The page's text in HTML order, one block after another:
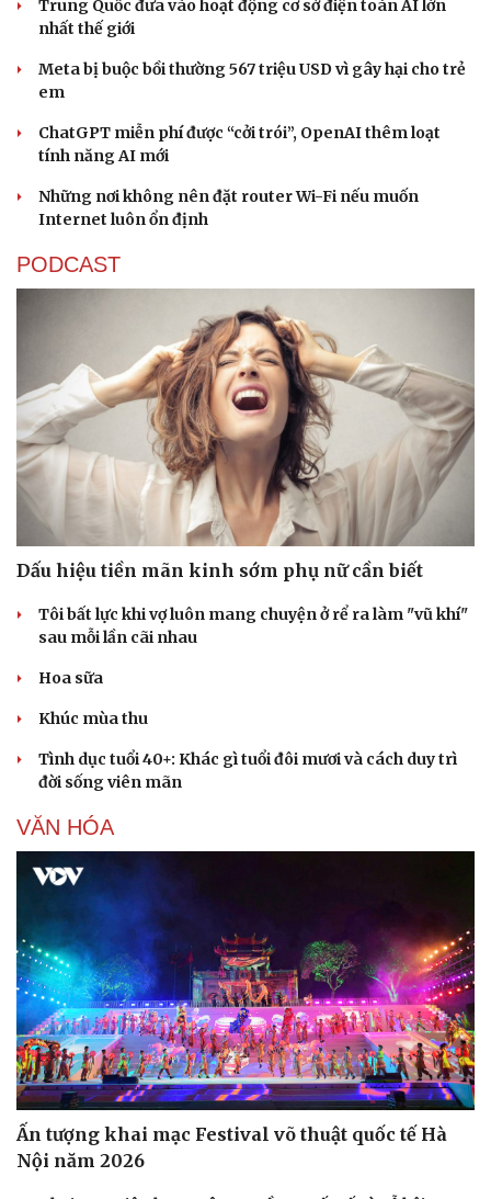
Văn hóa
Sân khấu - Điện ảnh
Âm nhạc
Di sản
Giải trí
Nghệ sĩ
Sao Việt
Trung Quốc đưa vào hoạt động cơ sở điện toán AI lớn
nhất thế giới
Meta bị buộc bồi thường 567 triệu USD vì gây hại cho trẻ
em
ChatGPT miễn phí được “cởi trói”, OpenAI thêm loạt
tính năng AI mới
Những nơi không nên đặt router Wi-Fi nếu muốn
Internet luôn ổn định
PODCAST
Dấu hiệu tiền mãn kinh sớm phụ nữ cần biết
Tôi bất lực khi vợ luôn mang chuyện ở rể ra làm "vũ khí"
sau mỗi lần cãi nhau
Hoa sữa
Khúc mùa thu
Tình dục tuổi 40+: Khác gì tuổi đôi mươi và cách duy trì
đời sống viên mãn
VĂN HÓA
Ấn tượng khai mạc Festival võ thuật quốc tế Hà
Nội năm 2026